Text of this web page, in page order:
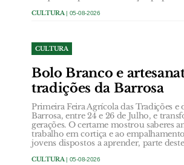
CULTURA | 05-08-2026
CULTURA
Bolo Branco e
tradições da Barrosa
Primeira Feira Agrícola das Tradições
Barrosa, entre 24 e 26 de Julho, e
gerações. O certame mostrou saberes
trabalho em cortiça e ao
jovens dispostos a aprender, parte
CULTURA | 05-08-2026